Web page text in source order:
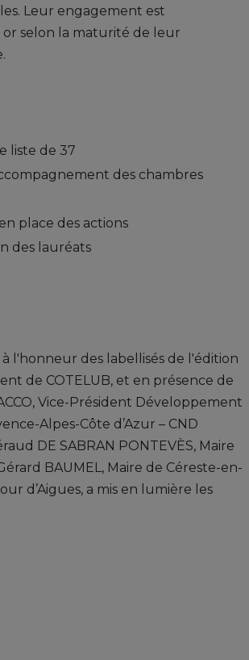
Leur engagement est
selon la maturité de leur
liste de 37
des chambres
place des actions
des lauréats
l'honneur des labellisés de l'édition
de COTELUB, et en présence de
Vice-Président Développement
Alpes-Côte d’Azur – CND
DE SABRAN PONTEVÈS, Maire
BAUMEL, Maire de Céreste-en-
d’Aigues, a mis en lumière les